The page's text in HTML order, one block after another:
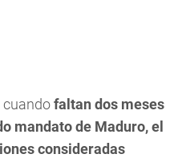
cuandofaltan dos meses
mandato de Maduro, el
consideradas